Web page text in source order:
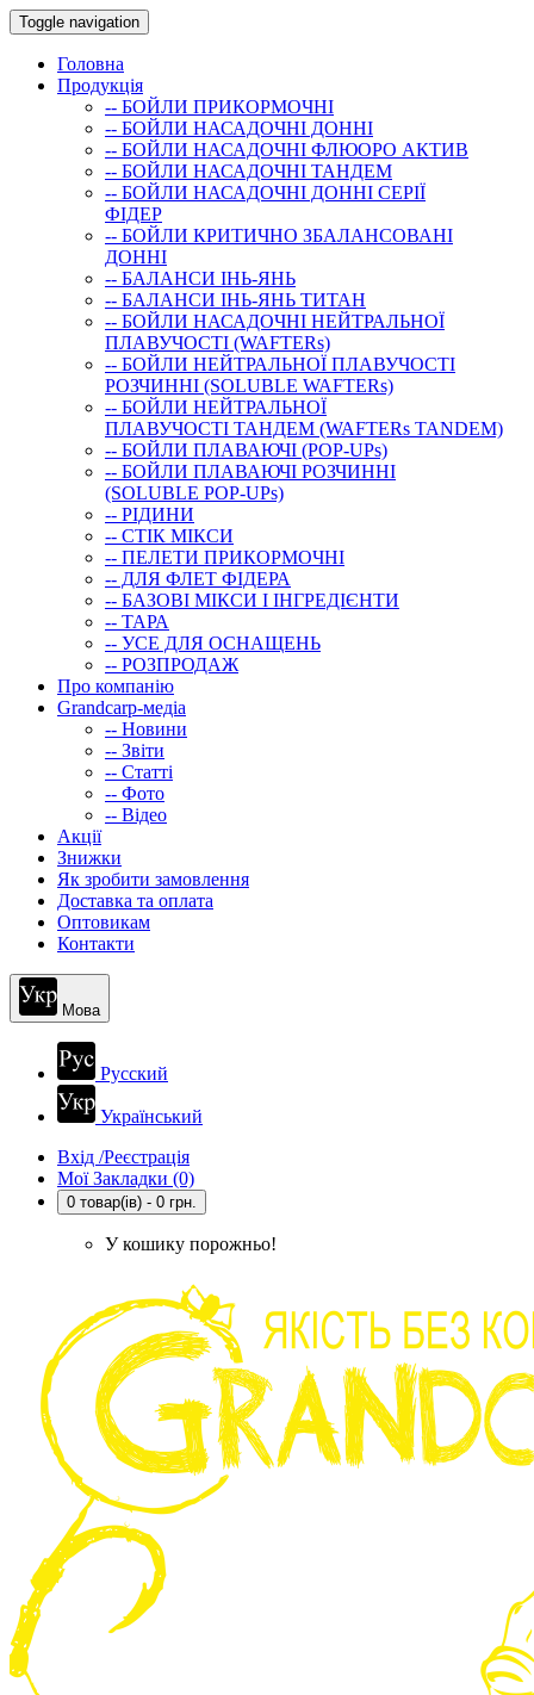
Toggle navigation
Головна
Продукція
-- БОЙЛИ ПРИКОРМОЧНI
-- БОЙЛИ НАСАДОЧНI ДОННI
-- БОЙЛИ НАСАДОЧНІ ФЛЮОРО АКТИВ
-- БОЙЛИ НАСАДОЧНІ ТАНДЕМ
-- БОЙЛИ НАСАДОЧНI ДОННI СЕРIÏ
ФIДЕР
-- БОЙЛИ КРИТИЧНО ЗБАЛАНСОВАНІ
ДОННІ
-- БАЛАНСИ ІНЬ-ЯНЬ
-- БАЛАНСИ ІНЬ-ЯНЬ ТИТАН
-- БОЙЛИ НАСАДОЧНI НЕЙТРАЛЬНОÏ
ПЛАВУЧОСТI (WAFTERs)
-- БОЙЛИ НЕЙТРАЛЬНОЇ ПЛАВУЧОСТІ
РОЗЧИННІ (SOLUBLE WAFTERs)
-- БОЙЛИ НЕЙТРАЛЬНОЇ
ПЛАВУЧОСТІ ТАНДЕМ (WAFTERs TANDEM)
-- БОЙЛИ ПЛАВАЮЧІ (POP-UPs)
-- БОЙЛИ ПЛАВАЮЧI РОЗЧИННI
(SOLUBLE POP-UPs)
-- РIДИНИ
-- СТIК МIКСИ
-- ПЕЛЕТИ ПРИКОРМОЧНІ
-- ДЛЯ ФЛЕТ ФІДЕРА
-- БАЗОВІ МІКСИ І ІНГРЕДІЄНТИ
-- ТАРА
-- УСЕ ДЛЯ ОСНАЩЕНЬ
-- РОЗПРОДАЖ
Про компанію
Grandcarp-медіа
-- Новини
-- Звіти
-- Статті
-- Фото
-- Відео
Акції
Знижки
Як зробити замовлення
Доставка та оплата
Оптовикам
Контакти
Мова
Русский
Український
Вхід /Реєстрація
Мої Закладки (0)
0 товар(ів) - 0 грн.
У кошику порожньо!